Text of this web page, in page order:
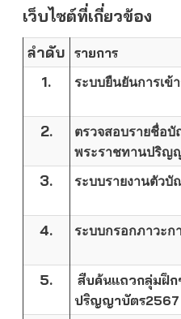
เว็บไซต์ที่เกี่ยวข้อง
ลำดับ รายการ
1.
ระบบยืนยันการเข้
2.
ตรวจสอบรายชื่อ
พระราชทานปริญ
3.
ระบบรายงานตัว
4.
ระบบกรอกภาวะก
5.
สืบค้นแถวกลุ่มฝึก
ปริญญาบัตร2567